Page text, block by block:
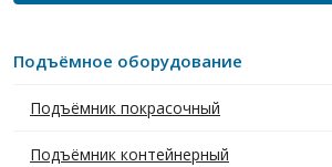
Подъёмное оборудование
Подъёмник покрасочный
Подъёмник контейнерный